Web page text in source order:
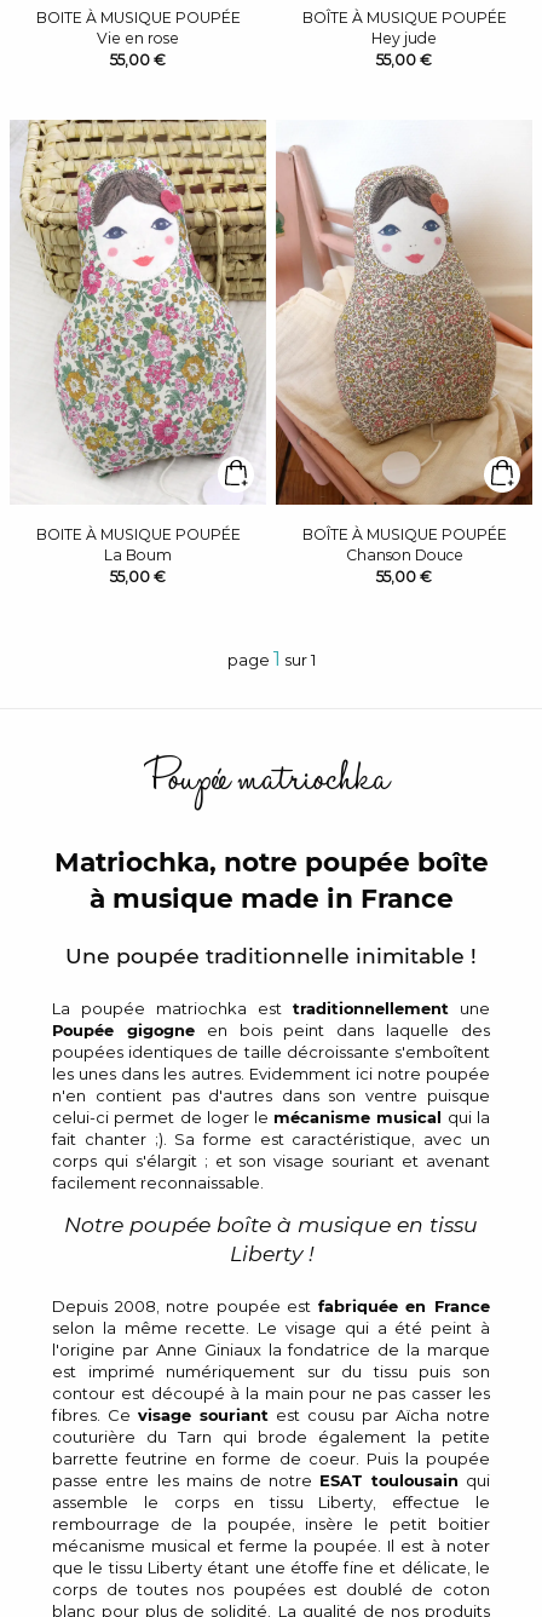
BOITE À MUSIQUE POUPÉE
Vie en rose
55,00 €
BOÎTE À MUSIQUE POUPÉE
Hey jude
55,00 €
BOITE À MUSIQUE POUPÉE
La Boum
55,00 €
BOÎTE À MUSIQUE POUPÉE
Chanson Douce
55,00 €
page 1 sur 1
Poupée matriochka
Matriochka, notre poupée boîte
à musique made in France
Une poupée traditionnelle inimitable !
La poupée matriochka est traditionnellement une
Poupée gigogne en bois peint dans laquelle des
poupées identiques de taille décroissante s'emboîtent
les unes dans les autres. Evidemment ici notre poupée
n'en contient pas d'autres dans son ventre puisque
celui-ci permet de loger le mécanisme musical qui la
fait chanter ;). Sa forme est caractéristique, avec un
corps qui s'élargit ; et son visage souriant et avenant
facilement reconnaissable.
Notre poupée boîte à musique en tissu
Liberty !
Depuis 2008, notre poupée est fabriquée en France
selon la même recette. Le visage qui a été peint à
l'origine par Anne Giniaux la fondatrice de la marque
est imprimé numériquement sur du tissu puis son
contour est découpé à la main pour ne pas casser les
fibres. Cevisage souriant est cousu par Aïcha notre
couturière du Tarn qui brode également la petite
barrette feutrine en forme de coeur. Puis la poupée
passe entre les mains de notre ESAT toulousain qui
assemble le corps en tissu Liberty, effectue le
rembourrage de la poupée, insère le petit boitier
mécanisme musical et ferme la poupée. Il est à noter
que le tissu Liberty étant une étoffe fine et délicate, le
corps de toutes nos poupées est doublé de coton
blanc pour plus de solidité. La qualité de nos produits